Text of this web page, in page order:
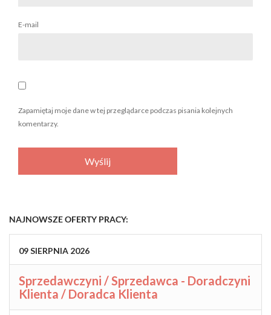
E-mail
Zapamiętaj moje dane w tej przeglądarce podczas pisania kolejnych
komentarzy.
NAJNOWSZE OFERTY PRACY:
09SIERPNIA 2026
Sprzedawczyni / Sprzedawca - Doradczyni
Klienta / Doradca Klienta